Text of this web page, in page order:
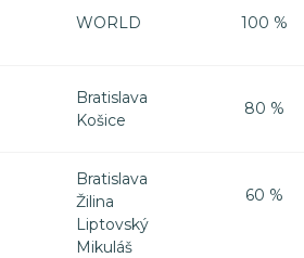
WORLD 100 %
Bratislava
Košice
80 %
Bratislava
Žilina
Liptovský
Mikuláš
60 %